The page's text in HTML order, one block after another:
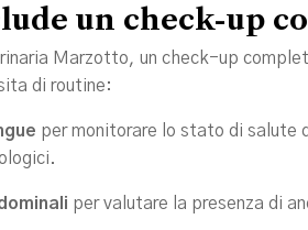
un check-up
Marzotto, un check-up
di routine:
per monitorare lo stato di salute
per valutare la presenza di